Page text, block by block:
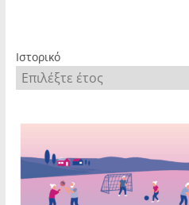
Ιστορικό